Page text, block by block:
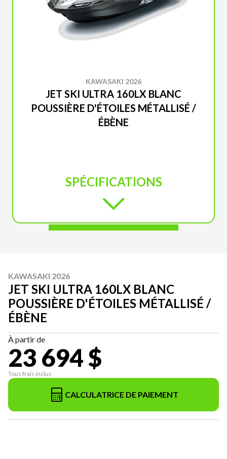
KAWASAKI 2026
JET SKI ULTRA 160LX BLANC
POUSSIÈRE D'ÉTOILES MÉTALLISÉ /
ÉBÈNE
SPÉCIFICATIONS
KAWASAKI 2026
JET SKI ULTRA 160LX BLANC
POUSSIÈRE D'ÉTOILES MÉTALLISÉ /
ÉBÈNE
À partir de
23 694 $
Tous frais inclus
CALCULATRICE DE PAIEMENT